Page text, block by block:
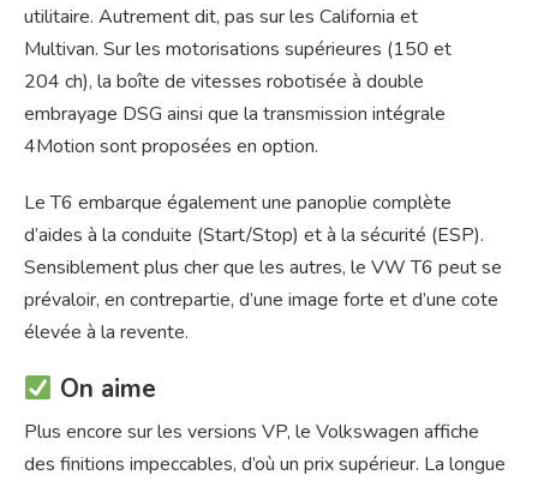
utilitaire. Autrement dit, pas sur les California et
Multivan. Sur les motorisations supérieures (150 et
204 ch), la boîte de vitesses robotisée à double
embrayage DSG ainsi que la transmission intégrale
4Motion sont proposées en option.
Le T6 embarque également une panoplie complète
d’aides à la conduite (Start/Stop) et à la sécurité (ESP).
Sensiblement plus cher que les autres, le VW T6 peut se
prévaloir, en contrepartie, d’une image forte et d’une cote
élevée à la revente.
On aime
Plus encore sur les versions VP, le Volkswagen affiche
des finitions impeccables, d’où un prix supérieur. La longue